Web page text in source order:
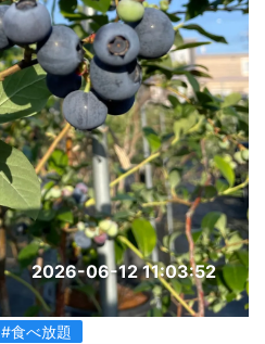
2026-06-12 11:03:52
#食べ放題